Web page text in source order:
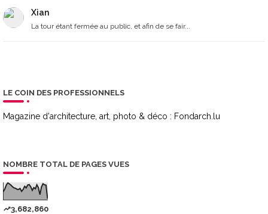
Xian
La tour étant fermée au public, et afin de se fair...
LE COIN DES PROFESSIONNELS
Magazine d'architecture, art, photo & déco : Fondarch.lu
NOMBRE TOTAL DE PAGES VUES
3,682,860